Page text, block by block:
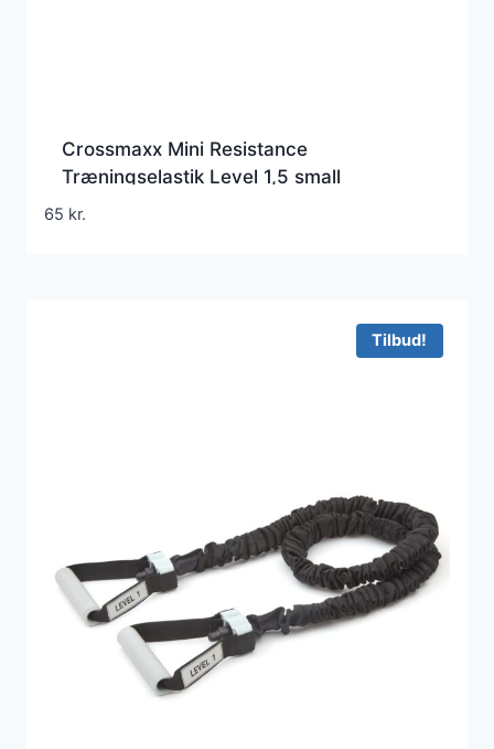
Crossmaxx Mini Resistance
Træningselastik Level 1,5 small
resistance band sort
65 kr.
Tilbud!